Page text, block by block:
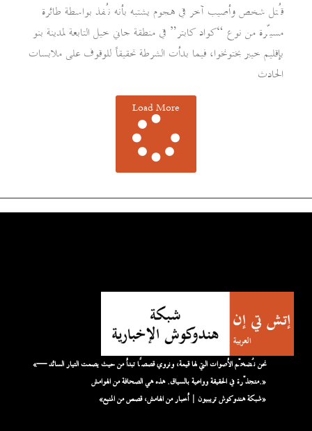
قُتل شخص وأصيب آخر في هجوم يشتبه بأنه نُفذ بواسطة طائرة
مسيّرة من نوع “كواد كابتر” في منطقة جاني خيل التابعة لمدينة بنو
بإقليم خيبر بختونخوا، فيما بدأت الشرطة تحقيقاً للوقوف على ملابسات
الحادث
Load More
«نحن نُضخّم الأصوات التي لها قيمة، ونروي قصصًا تبدأ من حيث يصمت التيار السائد —
متجذّرة في الحقيقة وواعية بالسياق. هذه هي الصحافة من الهوامش.»
«شبكة هندوكوش تريبيون | أخبار من الهامش، قصص من المنبع»